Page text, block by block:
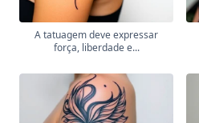
A tatuagem deve expressar
força, liberdade e...